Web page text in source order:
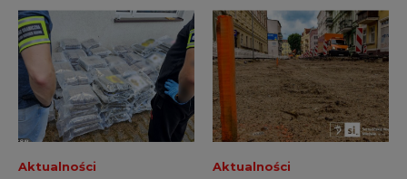
Aktualności Aktualności